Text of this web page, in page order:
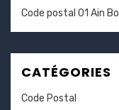
Code postal 01 Ain
CATÉGORIES
Code Postal